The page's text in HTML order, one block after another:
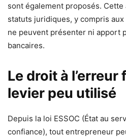
sont également proposés.
statuts juridiques, y compris
ne peuvent présenter ni apport
bancaires.
Le droit à l’erreur
levier peu utilisé
Depuis la loi ESSOC (État au
confiance), tout entrepreneur